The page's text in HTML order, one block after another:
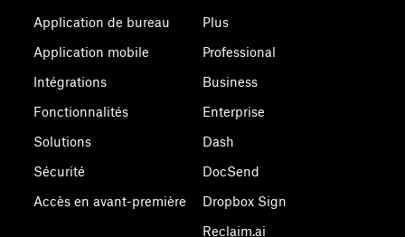
Application de bureau
Application mobile
Intégrations
Fonctionnalités
Solutions
Sécurité
Accès en avant-première
Plus
Professional
Business
Enterprise
Dash
DocSend
Dropbox Sign
Reclaim.ai